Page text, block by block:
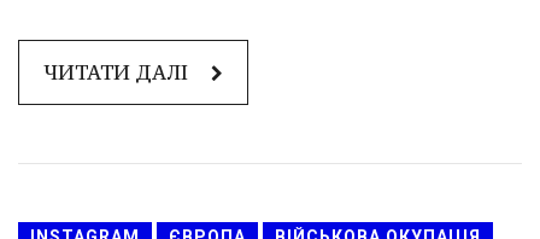
ЧИТАТИ ДАЛІ